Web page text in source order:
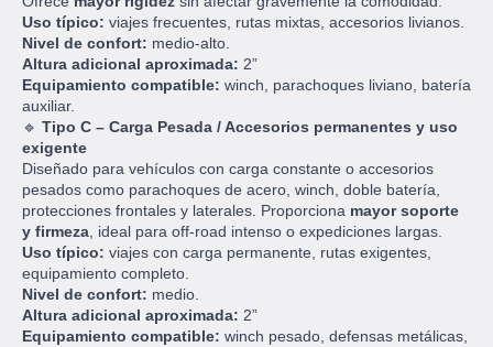
Uso típico: viajes frecuentes, rutas mixtas, accesorios livianos.
Nivel de confort: medio-alto.
Altura adicional aproximada: 2”
Equipamiento compatible: winch, parachoques liviano, batería
auxiliar.
🔹 Tipo C – Carga Pesada / Accesorios permanentes y uso
exigente
Diseñado para vehículos con carga constante o accesorios
pesados como parachoques de acero, winch, doble batería,
protecciones frontales y laterales. Proporciona mayor soporte
y firmeza , ideal para off-road intenso o expediciones largas.
Uso típico: viajes con carga permanente, rutas exigentes,
equipamiento completo.
Nivel de confort: medio.
Altura adicional aproximada: 2”
Equipamiento compatible: winch pesado, defensas metálicas,